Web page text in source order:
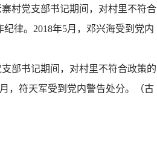
村党支部书记期间，对村里不符合
律。2018年5月，邓兴海受到党内
部书记期间，对村里不符合政策的
，符天军受到党内警告处分。（古